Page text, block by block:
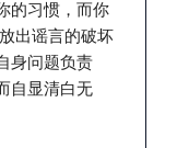
的习惯，而你
出谣言的破坏
身问题负责
自显清白无